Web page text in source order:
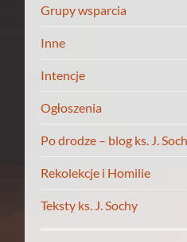
Grupy wsparcia
Inne
Intencje
Ogłoszenia
Po drodze – blog ks. J.
Rekolekcje i Homilie
Teksty ks. J. Sochy